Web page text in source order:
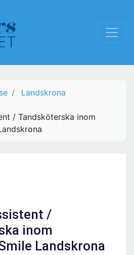
Landskrona
/ Tandsköterska inom
/
inom
Landskrona